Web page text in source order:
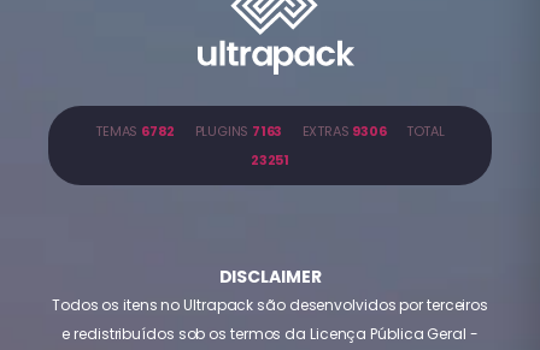
TEMAS 6782 PLUGINS 7163 EXTRAS 9306TOTAL
23251
DISCLAIMER
Todos os itens no Ultrapack são desenvolvidos por terceiros
e redistribuídos sob os termos da Licença Pública Geral -